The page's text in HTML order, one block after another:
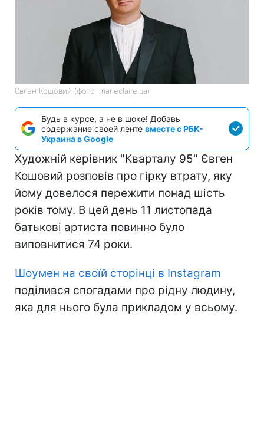
Євген Кошовий (фото: marieclaire.ua)
Будь в курсе, а не в шоке! Добавь
содержание своей ленте вместе с РБК-
Украина в Google
Художній керівник "Кварталу 95" Євген
Кошовий розповів про гірку втрату, яку
йому довелося пережити понад шість
років тому. В цей день 11 листопада
батькові артиста повинно було
виповнитися 74 роки.
Шоумен на своїй сторінці в Instagram
поділився спогадами про рідну людину,
яка для нього була прикладом у всьому.